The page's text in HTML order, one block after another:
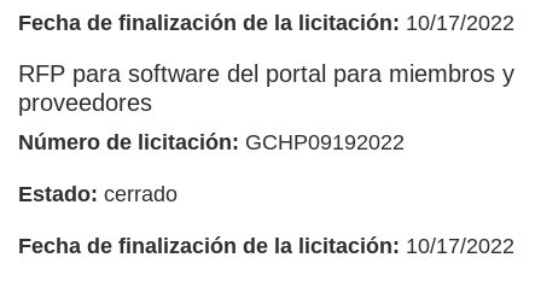
Fecha de finalización de la licitación: 10/17/2022
RFP para software del portal para miembros y
proveedores
Número de licitación: GCHP09192022
Estado: cerrado
Fecha de finalización de la licitación: 10/17/2022